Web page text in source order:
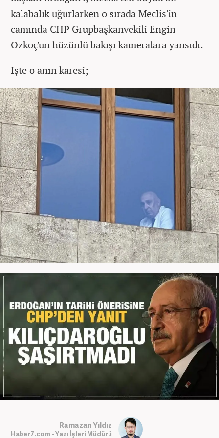
kalabalık uğurlarken o sırada Meclis'in
camında CHP Grupbaşkanvekili Engin
Özkoç'un hüzünlü bakışı kameralara yansıdı.
İşte o anın karesi;
Ramazan Yıldız
Haber7.com - Yazı İşleri Müdürü